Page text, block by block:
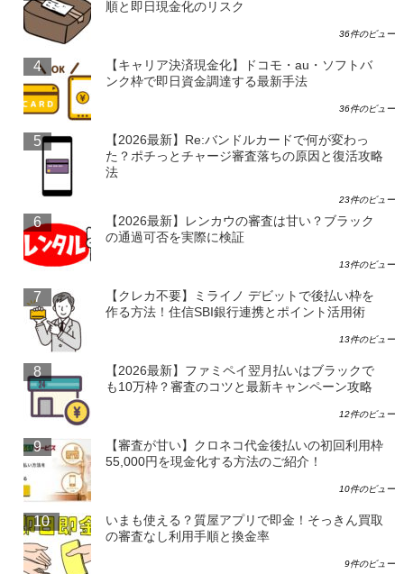
順と即日現金化のリスク
36件のビュー
【キャリア決済現金化】ドコモ・au・ソフトバ
ンク枠で即日資金調達する最新手法
36件のビュー
【2026最新】Re:バンドルカードで何が変わっ
た？ポチっとチャージ審査落ちの原因と復活攻略
法
23件のビュー
【2026最新】レンカウの審査は甘い？ブラック
の通過可否を実際に検証
13件のビュー
【クレカ不要】ミライノ デビットで後払い枠を
作る方法！住信SBI銀行連携とポイント活用術
13件のビュー
【2026最新】ファミペイ翌月払いはブラックで
も10万枠？審査のコツと最新キャンペーン攻略
12件のビュー
【審査が甘い】クロネコ代金後払いの初回利用枠
55,000円を現金化する方法のご紹介！
10件のビュー
いまも使える？質屋アプリで即金！そっきん買取
の審査なし利用手順と換金率
9件のビュー